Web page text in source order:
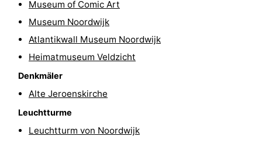
Spielplätze
Experiences
Wellness-
Zentren
Dörfer
Natur
Museum of Comic Art
Museum Noordwijk
Atlantikwall Museum Noordwijk
Heimatmuseum Veldzicht
Denkmäler
Alte Jeroenskirche
Leuchtturme
Leuchtturm von Noordwijk